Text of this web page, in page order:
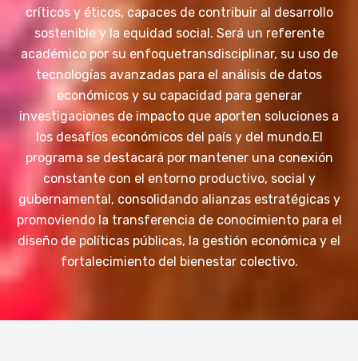
críticos y éticos, capaces de contribuir al desarrollo
sostenible y la equidad social. Será un referente
académico por su enfoquetransdisciplinar, su uso de
tecnologías avanzadas para el análisis de datos
económicos y su capacidad para generar
investigaciones de impacto que aporten soluciones a
los desafíos económicos del país y del mundo.El
programa se destacará por mantener una conexión
constante con el entorno productivo, social y
gubernamental, consolidando alianzas estratégicas y
promoviendo la transferencia de conocimiento para el
diseño de políticas públicas, la gestión económica y el
fortalecimiento del bienestar colectivo.